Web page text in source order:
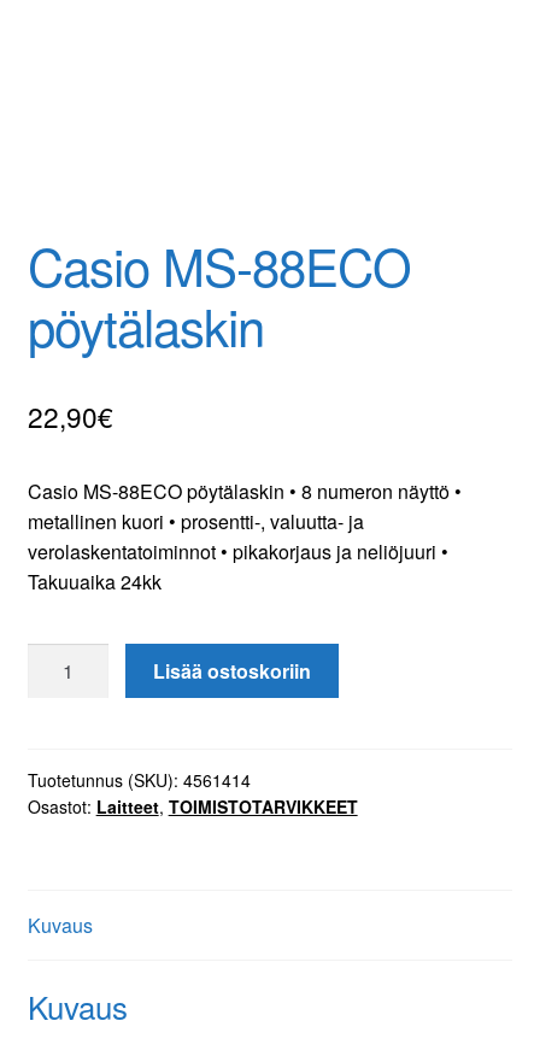
Casio MS-88ECO
pöytälaskin
22,90€
Casio MS-88ECO pöytälaskin • 8 numeron näyttö •
metallinen kuori • prosentti-, valuutta- ja
verolaskentatoiminnot • pikakorjaus ja neliöjuuri •
Takuuaika 24kk
määrä
Lisää ostoskoriin
Tuotetunnus (SKU): 4561414
Osastot: Laitteet, TOIMISTOTARVIKKEET
Kuvaus
Kuvaus